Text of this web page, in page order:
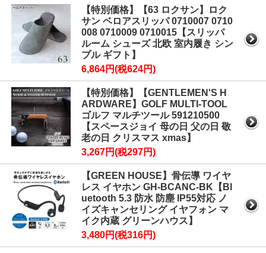
【特別価格】【63 ロクサン】ロク
サン ベロアスリッパ 0710007 0710
008 0710009 0710015【スリッパ
ルーム シューズ 北欧 室内履き シン
プル ギフト】
6,864円(税624円)
【特別価格】【GENTLEMEN'S H
ARDWARE】GOLF MULTI-TOOL
ゴルフ マルチツール 591210500
【スペースジョイ 母の日 父の日 敬
老の日 クリスマス xmas】
3,267円(税297円)
【GREEN HOUSE】骨伝導 ワイヤ
レス イヤホン GH-BCANC-BK【Bl
uetooth 5.3 防水 防塵 IP55対応 ノ
イズキャンセリング イヤフォン マ
イク内蔵 グリーンハウス】
3,480円(税316円)